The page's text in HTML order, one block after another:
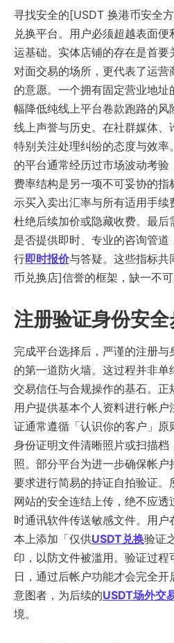
寻找安全的[USDT 换港币安全
兑换平台。用户必须超越表面
运基础。实体店铺的存在是首
对面交易的场所，更代表了运
的意愿。一个拥有固定营业地
幅降低纯线上平台卷款跑路的风
线上声誉与历史。在社群媒体、
特别关注处理纠纷的态度与效
的平台通常经历过市场波动考
费率结构是另一项不可妥协的
示买入卖出汇率与所有适用手续
杜绝后续加价或隐藏收费。最后
是否提供即时、专业的咨询管道
行即时报价与答疑。这些指标
币兑换店]信誉的框架，缺一不可
注册验证身份安
完成平台选择后，严谨的注册
的第一道防火墙。这过程并非
交易信任与合规操作的基石。
用户提供基本个人资料进行帐
证通常遵循「认识你的客户」原
身份证明文件清晰照片或扫描档
照。部分平台为进一步确保帐
要求进行简易的持证自拍验证
网站的安全连结上传，绝不应透
时通讯软件传送敏感文件。用
本上添加「仅供USDT兑换验证
印，以防文件被滥用。验证过
日，通过后帐户功能才会完全开
意图者，为后续的USDT场外交
境。